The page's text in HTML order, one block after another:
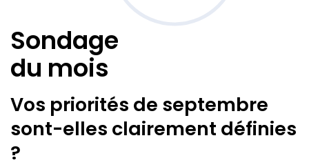
Sondage
du mois
Vos priorités de septembre
sont-elles clairement définies
?